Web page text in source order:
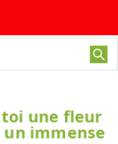
toi une fleur
immense